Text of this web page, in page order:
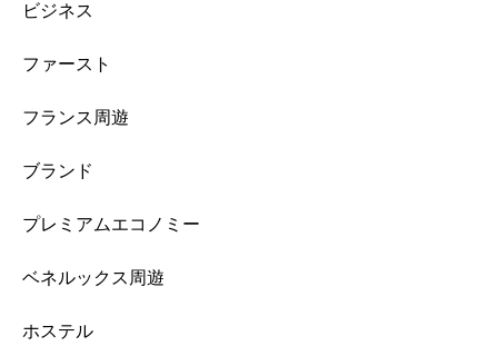
ビジネス
ファースト
フランス周遊
ブランド
プレミアムエコノミー
ベネルックス周遊
ホステル